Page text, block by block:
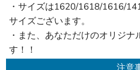
・サイズは1620/1618/1616/
サイズございます。
・また、あなただけのオリジ
す！！